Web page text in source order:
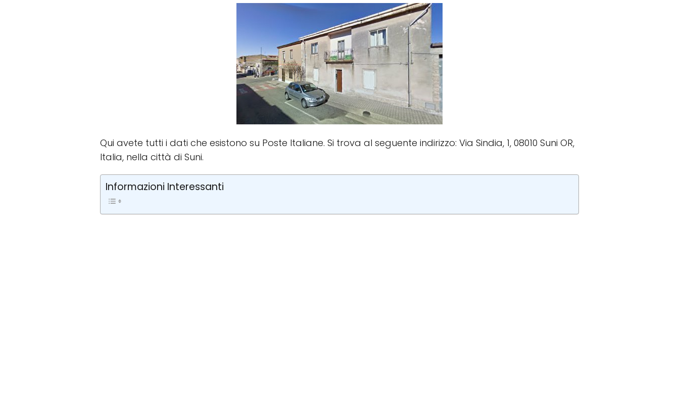
Qui avete tutti i dati che esistono su Poste Italiane. Si trova al seguente indirizzo: Via Sindia, 1, 08010 Suni OR,
Italia, nella città di Suni.
Informazioni Interessanti